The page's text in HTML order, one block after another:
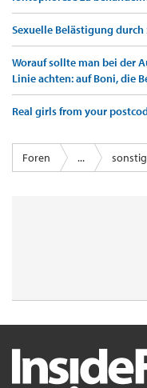
Sexuelle Belästigung
Worauf sollte man bei der
Linie achten: auf Boni, die
Real girls from your
Foren ...